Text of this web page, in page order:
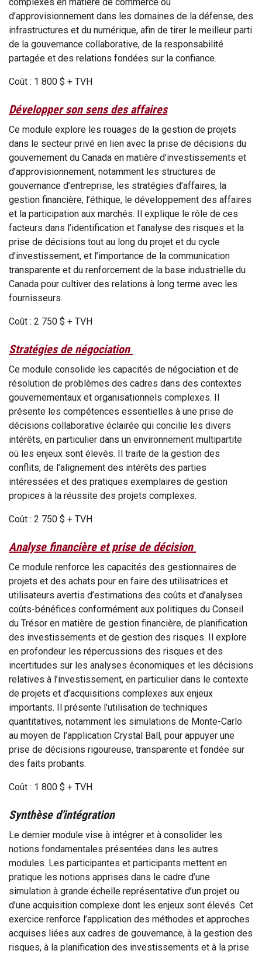
d’approvisionnement dans les domaines de la défense, des
infrastructures et du numérique, afin de tirer le meilleur parti
de la gouvernance collaborative, de la responsabilité
partagée et des relations fondées sur la confiance.
Coût : 1 800 $ + TVH
Développer son sens des affaires
Ce module explore les rouages de la gestion de projets
dans le secteur privé en lien avec la prise de décisions du
gouvernement du Canada en matière d’investissements et
d’approvisionnement, notamment les structures de
gouvernance d’entreprise, les stratégies d’affaires, la
gestion financière, l’éthique, le développement des affaires
et la participation aux marchés. Il explique le rôle de ces
facteurs dans l’identification et l’analyse des risques et la
prise de décisions tout au long du projet et du cycle
d’investissement, et l’importance de la communication
transparente et du renforcement de la base industrielle du
Canada pour cultiver des relations à long terme avec les
fournisseurs.
Coût : 2 750 $ + TVH
Stratégies de négociation
Ce module consolide les capacités de négociation et de
résolution de problèmes des cadres dans des contextes
gouvernementaux et organisationnels complexes. Il
présente les compétences essentielles à une prise de
décisions collaborative éclairée qui concilie les divers
intérêts, en particulier dans un environnement multipartite
où les enjeux sont élevés. Il traite de la gestion des
conflits, de l’alignement des intérêts des parties
intéressées et des pratiques exemplaires de gestion
propices à la réussite des projets complexes.
Coût : 2 750 $ + TVH
Analyse financière et prise de décision
Ce module renforce les capacités des gestionnaires de
projets et des achats pour en faire des utilisatrices et
utilisateurs avertis d’estimations des coûts et d’analyses
coûts-bénéfices conformément aux politiques du Conseil
du Trésor en matière de gestion financière, de planification
des investissements et de gestion des risques. Il explore
en profondeur les répercussions des risques et des
incertitudes sur les analyses économiques et les décisions
relatives à l’investissement, en particulier dans le contexte
de projets et d’acquisitions complexes aux enjeux
importants. Il présente l’utilisation de techniques
quantitatives, notamment les simulations de Monte-Carlo
au moyen de l’application Crystal Ball, pour appuyer une
prise de décisions rigoureuse, transparente et fondée sur
des faits probants.
Coût : 1 800 $ + TVH
Synthèse d'intégration
Le dernier module vise à intégrer et à consolider les
notions fondamentales présentées dans les autres
modules. Les participantes et participants mettent en
pratique les notions apprises dans le cadre d’une
simulation à grande échelle représentative d’un projet ou
d’une acquisition complexe dont les enjeux sont élevés. Cet
exercice renforce l’application des méthodes et approches
acquises liées aux cadres de gouvernance, à la gestion des
risques, à la planification des investissements et à la prise